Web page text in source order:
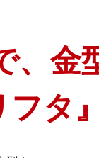
金
フタ